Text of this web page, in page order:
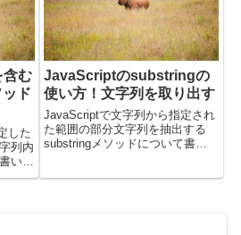
む
ド
した
列内
いて
のメ
JavaScriptのsubstringの
使い方！文字列を取り出す
JavaScriptで文字列から指定され
た範囲の部分文字列を抽出する
substringメソッドについて書い